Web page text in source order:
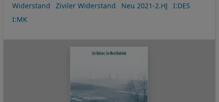
Widerstand
Ziviler Widerstand Neu 2021-2.HJ
I:DES
I:MK